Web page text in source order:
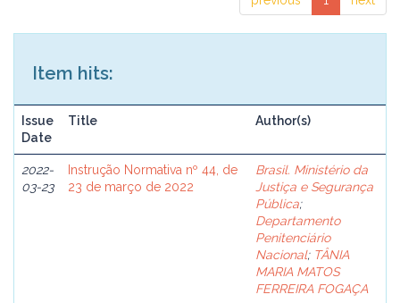
Item hits:
Issue
Date
Title Author(s)
2022-
03-23
Instrução Normativa nº 44, de
23 de março de 2022
Brasil. Ministério da
Justiça e Segurança
Pública;
Departamento
Penitenciário
Nacional; TÂNIA
MARIA MATOS
FERREIRA FOGAÇA